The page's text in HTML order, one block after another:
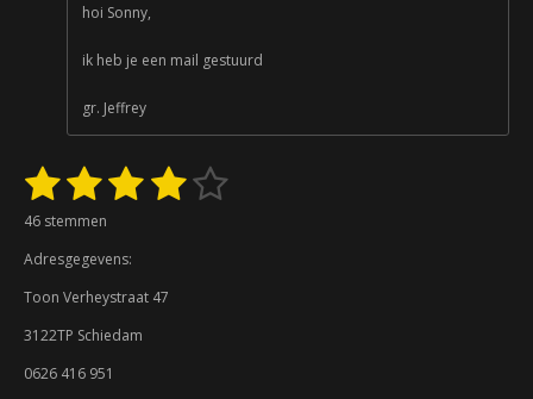
hoi Sonny,
ik heb je een mail gestuurd
gr. Jeffrey
R
t
n
g
3
.
1
s
t
e
r
2
s
t
e
r
r
3
t
e
r
r
4
e
5
46 stemmen
Adresgegevens:
Toon Verheystraat 47
3122TP Schiedam
0626 416 951